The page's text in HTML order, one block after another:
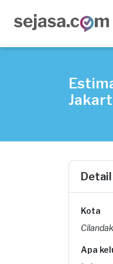
Kota
Apa